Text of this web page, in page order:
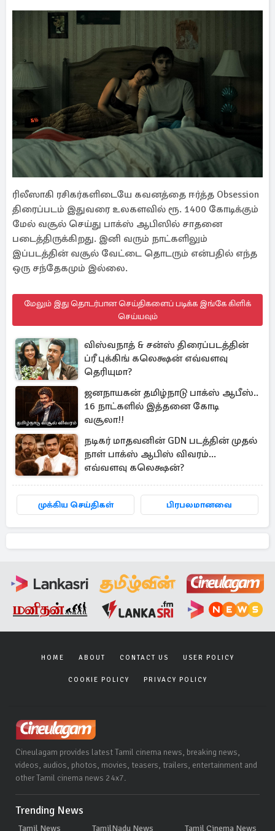
ரிலீஸாகி ரசிகர்களிடையே கவனத்தை ஈர்த்த Obsession
திரைப்படம் இதுவரை உலகளவில் ரூ. 1400 கோடிக்கும்
மேல் வசூல் செய்து பாக்ஸ் ஆபிஸில் சாதனை
படைத்திருக்கிறது. இனி வரும் நாட்களிலும்
இப்படத்தின் வசூல் வேட்டை தொடரும் என்பதில் எந்த
ஒரு சந்தேகமும் இல்லை.
மேலும் இது தொடர்பான செய்திகளைப் படிக்க இங்கே கிளிக்
செய்யவும்
விஸ்வநாத் & சன்ஸ் திரைப்படத்தின்
ப்ரீ புக்கிங் கலெக்ஷன் எவ்வளவு
தெரியுமா?
ஜனநாயகன் தமிழ்நாடு பாக்ஸ் ஆபீஸ்..
16 நாட்களில் இத்தனை கோடி
வசூலா!!
நடிகர் மாதவனின் GDN படத்தின் முதல்
நாள் பாக்ஸ் ஆபிஸ் விவரம்...
எவ்வளவு கலெக்ஷன்?
முக்கிய செய்திகள் பிரபலமானவை
HOME ABOUT CONTACT US USER POLICY
COOKIE POLICY PRIVACY POLICY
Cineulagam provides latest Tamil cinema news, breaking news,
videos, audios, photos, movies, teasers, trailers, entertainment and
other Tamil cinema news 24x7.
Trending News
Tamil News TamilNadu News Tamil Cinema News